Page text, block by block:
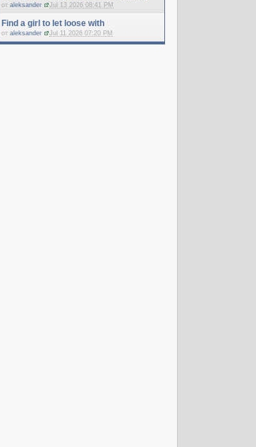
отaleksander Jul 13 2026 08:41 PM
Find a girl to let loose with
отaleksander Jul 11 2026 07:20 PM